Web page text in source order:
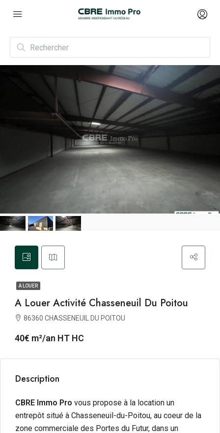
A LOUER
A Louer Activité Chasseneuil Du Poitou
86360 CHASSENEUIL DU POITOU
40€ m²/an HT HC
Description
CBRE Immo Pro vous propose à la location un
entrepôt situé à Chasseneuil-du-Poitou, au coeur de la
zone commerciale des Portes du Futur, dans un